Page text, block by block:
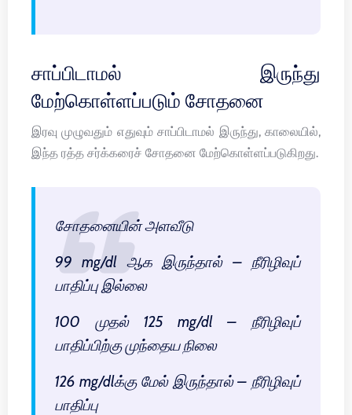
சாப்பிடாமல் இருந்து
மேற்கொள்ளப்படும் சோதனை
இரவு முழுவதும் எதுவும் சாப்பிடாமல் இருந்து, காலையில்,
இந்த ரத்த சர்க்கரைச் சோதனை மேற்கொள்ளப்படுகிறது.
சோதனையின் அளவீடு
99 mg/dl ஆக இருந்தால் – நீரிழிவுப்
பாதிப்பு இல்லை
100 முதல் 125 mg/dl – நீரிழிவுப்
பாதிப்பிற்கு முந்தைய நிலை
126 mg/dlக்கு மேல் இருந்தால் – நீரிழிவுப்
பாதிப்பு